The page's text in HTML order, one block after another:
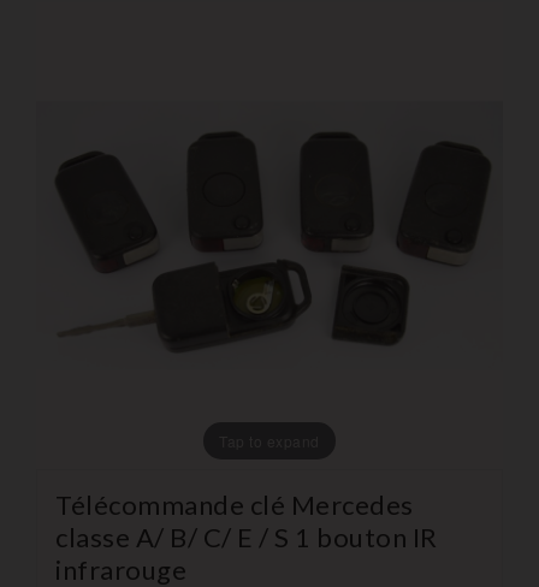
Télécommande clé Mercedes
classe A/ B/ C/ E / S 1 bouton IR
infrarouge